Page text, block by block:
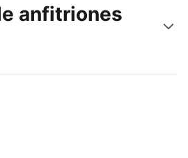
anfitriones
como vos